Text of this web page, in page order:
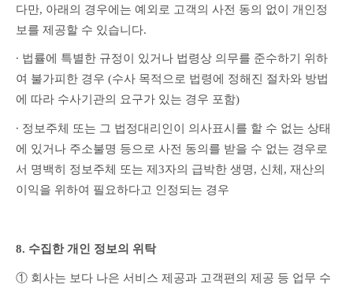
다만, 아래의 경우에는 예외로 고객의 사전 동의 없이 개인정
보를 제공할 수 있습니다.
∙ 법률에 특별한 규정이 있거나 법령상 의무를 준수하기 위하
여 불가피한 경우 (수사 목적으로 법령에 정해진 절차와 방법
에 따라 수사기관의 요구가 있는 경우 포함)
∙ 정보주체 또는 그 법정대리인이 의사표시를 할 수 없는 상태
에 있거나 주소불명 등으로 사전 동의를 받을 수 없는 경우로
서 명백히 정보주체 또는 제3자의 급박한 생명, 신체, 재산의
이익을 위하여 필요하다고 인정되는 경우
8. 수집한 개인 정보의 위탁
① 회사는 보다 나은 서비스 제공과 고객편의 제공 등 업무 수